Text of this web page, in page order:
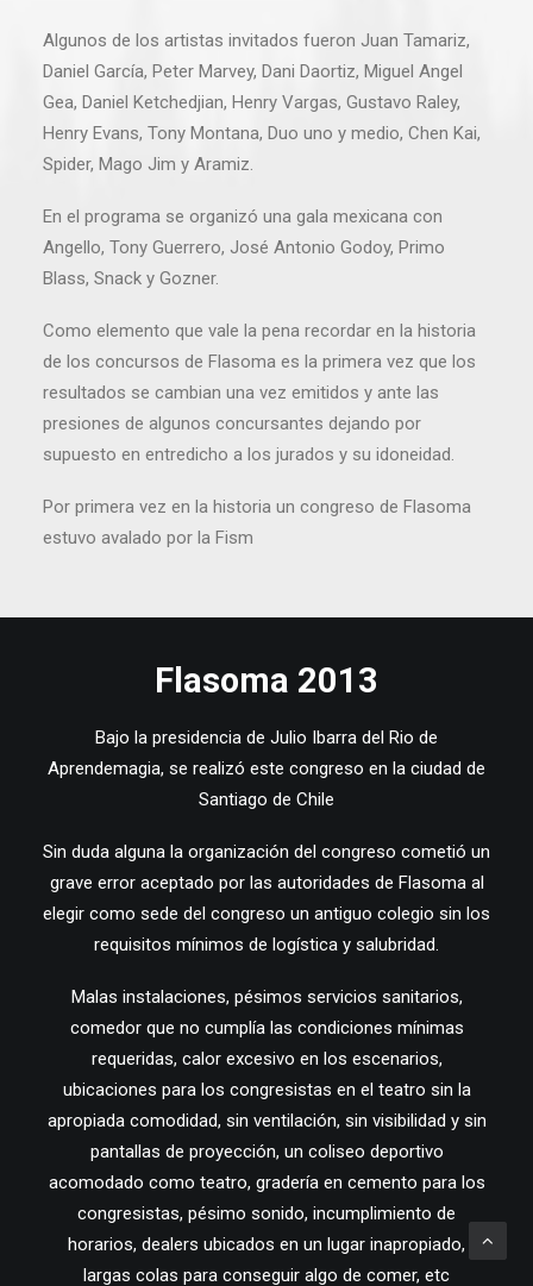
Algunos de los artistas invitados fueron Juan Tamariz,
Daniel García, Peter Marvey, Dani Daortiz, Miguel Angel
Gea, Daniel Ketchedjian, Henry Vargas, Gustavo Raley,
Henry Evans, Tony Montana, Duo uno y medio, Chen Kai,
Spider, Mago Jim y Aramiz.
En el programa se organizó una gala mexicana con
Angello, Tony Guerrero, José Antonio Godoy, Primo
Blass, Snack y Gozner.
Como elemento que vale la pena recordar en la historia
de los concursos de Flasoma es la primera vez que los
resultados se cambian una vez emitidos y ante las
presiones de algunos concursantes dejando por
supuesto en entredicho a los jurados y su idoneidad.
Por primera vez en la historia un congreso de Flasoma
estuvo avalado por la Fism
Flasoma 2013
Bajo la presidencia de Julio Ibarra del Rio de
Aprendemagia, se realizó este congreso en la ciudad de
Santiago de Chile
Sin duda alguna la organización del congreso cometió un
grave error aceptado por las autoridades de Flasoma al
elegir como sede del congreso un antiguo colegio sin los
requisitos mínimos de logística y salubridad.
Malas instalaciones, pésimos servicios sanitarios,
comedor que no cumplía las condiciones mínimas
requeridas, calor excesivo en los escenarios,
ubicaciones para los congresistas en el teatro sin la
apropiada comodidad, sin ventilación, sin visibilidad y sin
pantallas de proyección, un coliseo deportivo
acomodado como teatro, gradería en cemento para los
congresistas, pésimo sonido, incumplimiento de
horarios, dealers ubicados en un lugar inapropiado,
largas colas para conseguir algo de comer, etc